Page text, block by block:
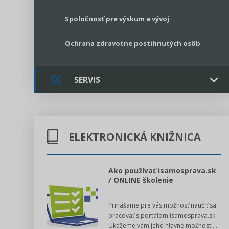
Spoločnosť pre výskum a vývoj
Ochrana zdravotne postihnutých osôb
SERVIS
Online poradenstvo
Register neziskových organizácií
Legislatívne správy
ELEKTRONICKÁ KNIŽNICA
Ako používať isamosprava.sk
/ ONLINE školenie
Prinášame pre vás možnosť naučiť sa
pracovať s portálom isamosprava.sk.
Ukážeme vám jeho hlavné možnosti...